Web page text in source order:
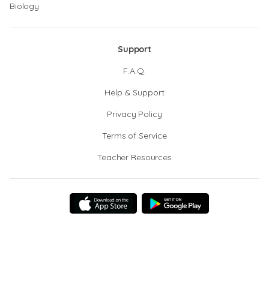
Biology
Support
F.A.Q.
Help & Support
Privacy Policy
Terms of Service
Teacher Resources